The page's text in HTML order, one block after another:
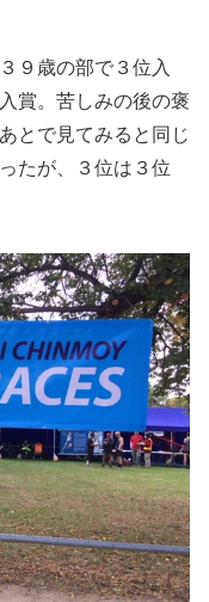
９歳の部で３位入
賞。苦しみの後の褒
とで見てみると同じ
たが、３位は３位